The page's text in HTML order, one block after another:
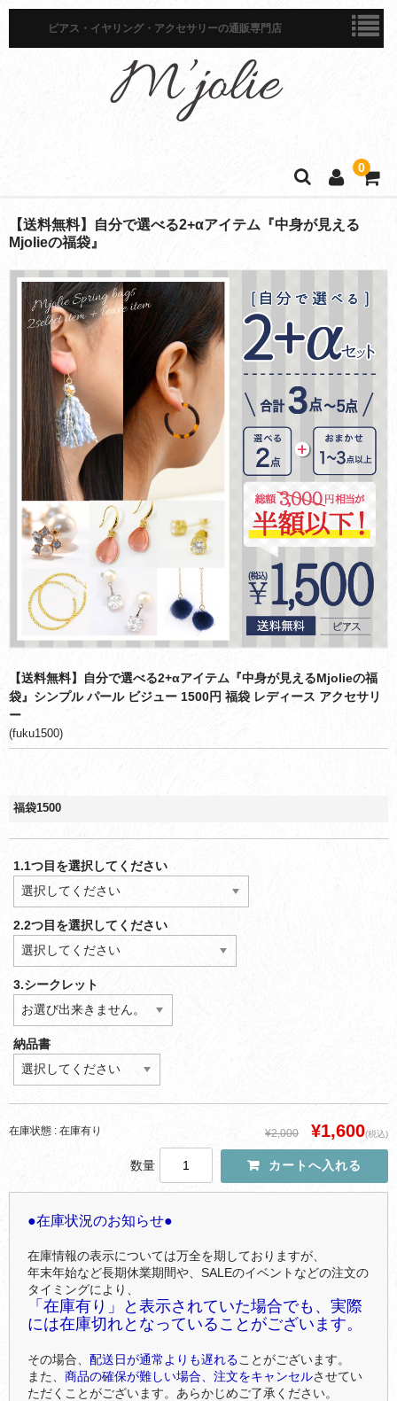
ピアス・イヤリング・アクセサリーの通販専門店
0
ホーム
ピアス
イヤリング
イヤーカフ
お買い物ガイド
会社概要
お問い合わせ
採用情報
【送料無料】自分で選べる2+αアイテム『中身が見える
Mjolieの福袋』
【送料無料】自分で選べる2+αアイテム『中身が見えるMjolieの福
袋』シンプル パール ビジュー 1500円 福袋 レディース アクセサリ
ー
(fuku1500)
福袋1500
1.1つ目を選択してください
2.2つ目を選択してください
3.シークレット
納品書
在庫状態 : 在庫有り ¥2,000 ¥1,600(税込)
数量
●在庫状況のお知らせ●
在庫情報の表示については万全を期しておりますが、
年末年始など長期休業期間や、SALEのイベントなどの注文の
タイミングにより、
「在庫有り」と表示されていた場合でも、実際
には在庫切れとなっていることがございます。
その場合、 配送日が通常よりも遅れることがございます。
また、 商品の確保が難しい場合、注文をキャンセルさせてい
ただくことがございます。あらかじめご了承ください。